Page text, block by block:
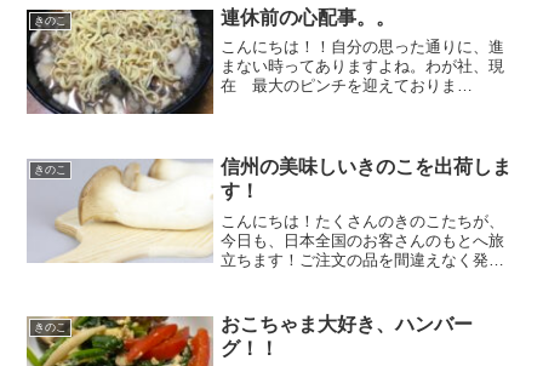
(笑)さてさて、、買い物に行くたびに な
ぜか豆腐を買ってきて...
きのこ 連休前の心配事。。
こんにちは！！自分の思った通りに、進
まない時ってありますよね。わが社、現
在 最大のピンチを迎えておりま
に収穫を完了させて荷造り...
きのこ
信州の美味しいきのこを出荷しま
す！
こんにちは！たくさんのきのこたちが、
今日も、日本全国のお客さんのもとへ旅
立ちます！ご注文の品を間違えなく発送
きのこたち、いってらっしゃい♪
きのこ
おこちゃま大好き、ハンバー
グ！！